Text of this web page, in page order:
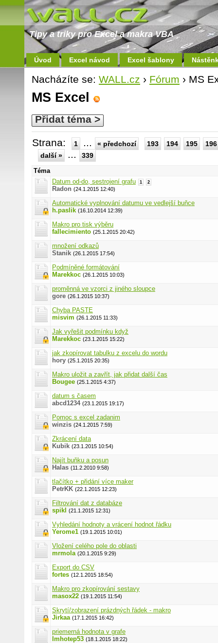
Tipy a triky pro Excel a makra VBA
Úvod Excel návod Excel šablony
Nacházíte se: WALL.cz › Fórum › MS
MS Excel
Přidat téma >
Strana: 1 ... « předchozí 193 194 195
196
další »
... 339
Téma
Datum od-do, sestrojení grafu
1 2
Radon (24.1.2015 12:40)
Automatické vyplnování datumu ve vedlejší buňce
h.paslik (16.10.2014 12:39)
Makro pro tisk výběru
fallecimiento (25.1.2015 20:42)
množení odkazů
Stanik (26.1.2015 17:54)
Podmíněné formátování
Marekkoc (26.1.2015 10:03)
proměnná ve vzorci z jiného sloupce
gore (26.1.2015 10:37)
Chyba PASTE
misvim (26.1.2015 11:33)
Jak vyřešit podmínku když
Marekkoc (23.1.2015 15:22)
jak zkopírovat tabulku z excelu do wordu
hory (25.1.2015 20:35)
Makro uložit a zavřít, jak přidat další čas
Bougee (25.1.2015 4:37)
datum s časem
abcd1234 (23.1.2015 19:17)
Pomoc s excel zadanim
winzis (24.1.2015 7:59)
Zkrácení data
Kubik (23.1.2015 10:54)
Najít buňku a posun
Halas (11.2.2010 9:58)
tlačítko + přidání více maker
PetrKK (22.1.2015 12:23)
Filtrování dat z databáze
spikl
(21.1.2015 12:31)
Vyhledání hodnoty a vrácení hodnot řádku
Yerome1 (19.1.2015 10:01)
Vložení celého pole do oblasti
mrmola (20.1.2015 9:29)
Export do CSV
fortes (12.1.2015 18:54)
Makro pro zkopírování sestavy
masox22 (19.1.2015 11:54)
Skrytí/zobrazení prázdných řádek - makro
Jirkaa (17.1.2015 16:42)
priemerná hodnota v grafe
Imhotep53 (18.1.2015 18:22)